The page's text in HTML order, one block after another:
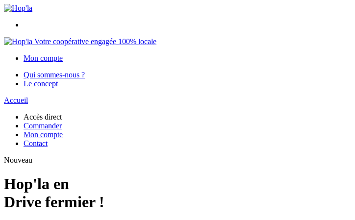
Votre coopérative engagée 100% locale
Mon compte
Qui sommes-nous ?
Le concept
Accueil
Accès direct
Commander
Mon compte
Contact
Nouveau
Hop'la en
Drive fermier !